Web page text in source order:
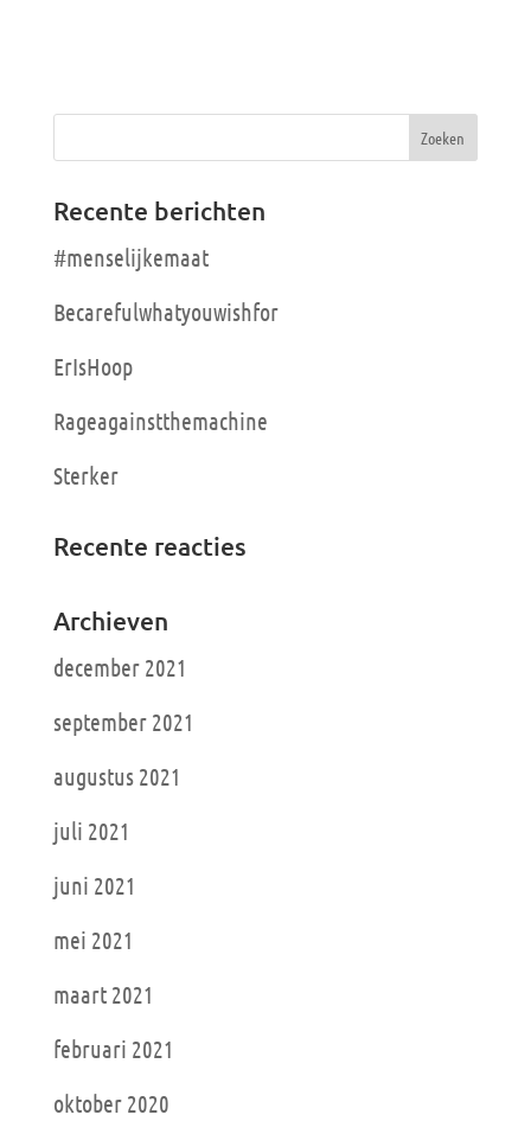
Recente berichten
#menselijkemaat
Becarefulwhatyouwishfor
ErIsHoop
Rageagainstthemachine
Sterker
Recente reacties
Archieven
december 2021
september 2021
augustus 2021
juli 2021
juni 2021
mei 2021
maart 2021
februari 2021
oktober 2020